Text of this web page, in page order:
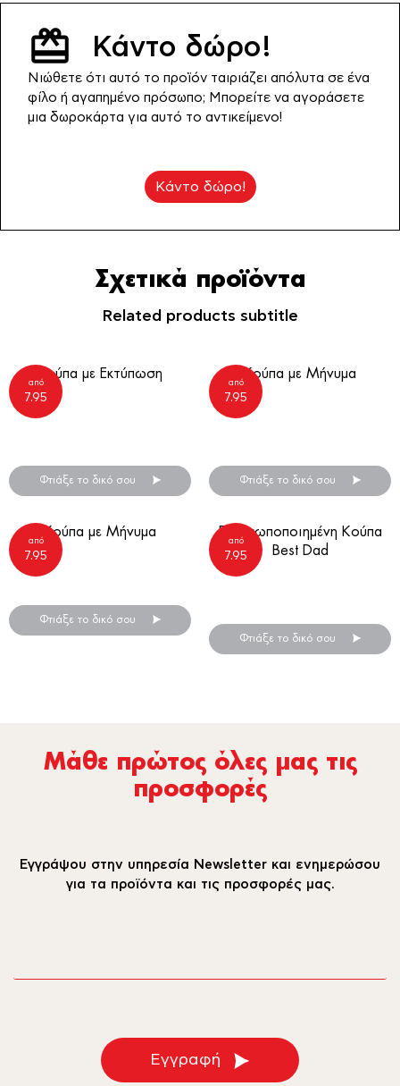
είναι:
7.95€.
Κάντο δώρο!
Νιώθετε ότι αυτό το προϊόν ταιριάζει απόλυτα σε ένα
φίλο ή αγαπημένο πρόσωπο; Μπορείτε να αγοράσετε
μια δωροκάρτα για αυτό το αντικείμενο!
Κάντο δώρο!
Σχετικά προϊόντα
Related products subtitle
Κούπα με Εκτύπωση
από
7.95
Δημιούργησε ένα ξεχωριστό
Φτιάξε το δικό σου
Κούπα με Μήνυμα
από
7.95
Δημιούργησε ένα ξεχωριστό
Φτιάξε το δικό σου
Κούπα με Μήνυμα
από
7.95
Το πιο ξεχωριστό δώρο για τη
Φτιάξε το δικό σου
Προσωποποιημένη Κούπα
Best Dad
από
7.95
Φτιάξε το δικό σου
Μάθε πρώτος όλες µας τις
προσφορές
Εγγράψου στην υπηρεσία Newsletter και ενημερώσου
για τα προϊόντα και τις προσφορές μας.
Εγγραφή